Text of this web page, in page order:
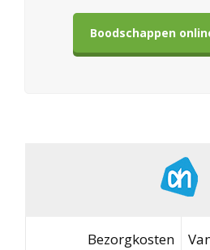
Boodschappen
Bezorgkosten